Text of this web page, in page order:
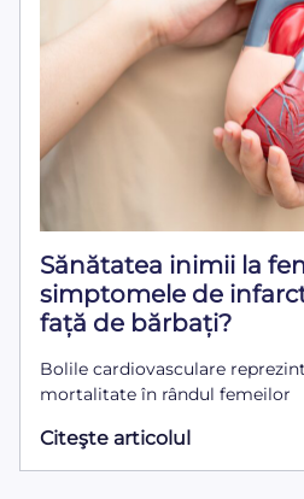
Sănătatea inimii la
simptomele de
față de bărbați?
Bolile cardiovasculare
mortalitate în rândul femeilor
Citeşte articolul